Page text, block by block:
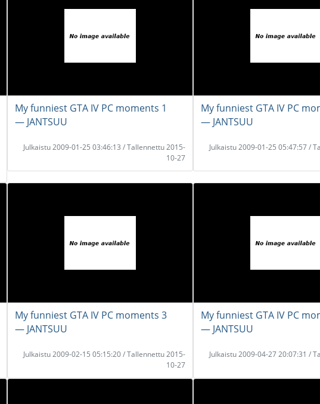
My funniest GTA IV PC moments 1
― JANTSUU
Julkaistu 2009-01-25 03:46:13 / Tallennettu 2015-
10-27
My funniest GTA IV PC
― JANTSUU
Julkaistu 2009-01-25 05:47:57 /
My funniest GTA IV PC moments 3
― JANTSUU
Julkaistu 2009-02-15 05:15:20 / Tallennettu 2015-
10-27
My funniest GTA IV PC
― JANTSUU
Julkaistu 2009-04-27 20:07:31 /